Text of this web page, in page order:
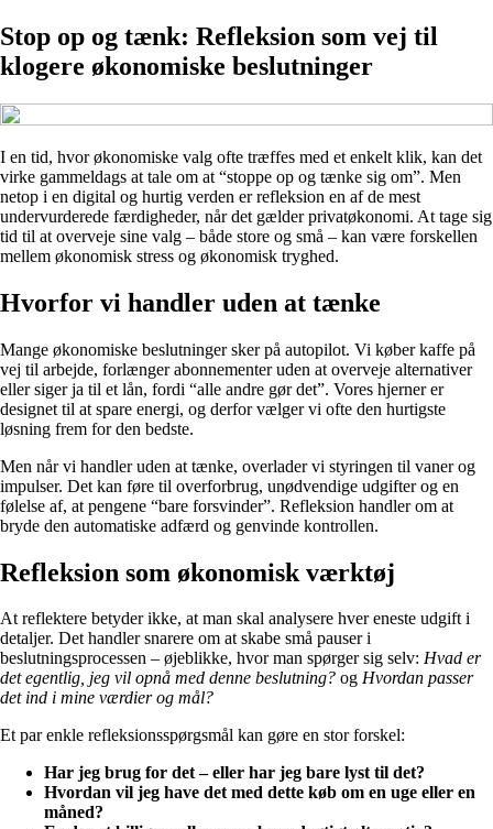
Stop op og tænk: Refleksion som vej til
klogere økonomiske beslutninger
I en tid, hvor økonomiske valg ofte træffes med et enkelt klik, kan det
virke gammeldags at tale om at “stoppe op og tænke sig om”. Men
netop i en digital og hurtig verden er refleksion en af de mest
undervurderede færdigheder, når det gælder privatøkonomi. At tage sig
tid til at overveje sine valg – både store og små – kan være forskellen
mellem økonomisk stress og økonomisk tryghed.
Hvorfor vi handler uden at tænke
Mange økonomiske beslutninger sker på autopilot. Vi køber kaffe på
vej til arbejde, forlænger abonnementer uden at overveje alternativer
eller siger ja til et lån, fordi “alle andre gør det”. Vores hjerner er
designet til at spare energi, og derfor vælger vi ofte den hurtigste
løsning frem for den bedste.
Men når vi handler uden at tænke, overlader vi styringen til vaner og
impulser. Det kan føre til overforbrug, unødvendige udgifter og en
følelse af, at pengene “bare forsvinder”. Refleksion handler om at
bryde den automatiske adfærd og genvinde kontrollen.
Refleksion som økonomisk værktøj
At reflektere betyder ikke, at man skal analysere hver eneste udgift i
detaljer. Det handler snarere om at skabe små pauser i
beslutningsprocessen – øjeblikke, hvor man spørger sig selv: Hvad er
det egentlig, jeg vil opnå med denne beslutning? og Hvordan passer
det ind i mine værdier og mål?
Et par enkle refleksionsspørgsmål kan gøre en stor forskel:
Har jeg brug for det – eller har jeg bare lyst til det?
Hvordan vil jeg have det med dette køb om en uge eller en
måned?